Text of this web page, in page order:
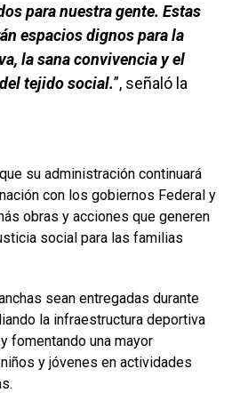
para nuestra gente. Estas
espacios dignos para la
la sana convivencia y el
tejido social.”, señaló la
su administración continuará
con los gobiernos Federal y
obras y acciones que generen
social para las familias
sean entregadas durante
la infraestructura deportiva
fomentando una mayor
y jóvenes en actividades